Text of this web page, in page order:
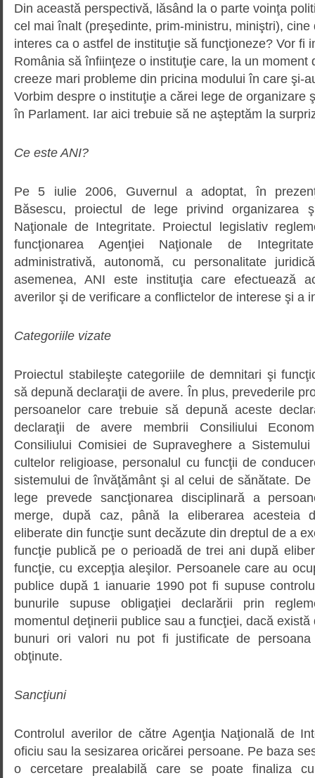
Din această perspectivă, lăsând la o parte voinţa
cel mai înalt (preşedinte, prim-ministru, miniştri),
interes ca o astfel de instituţie să funcţioneze? Vor fi
România să înfiinţeze o instituţie care, la un moment
creeze mari probleme din pricina modului în care şi-
Vorbim despre o instituţie a cărei lege de organizare
în Parlament. Iar aici trebuie să ne aşteptăm la
Ce este ANI?
Pe 5 iulie 2006, Guvernul a adoptat, în
Băsescu, proiectul de lege privind organizarea
Naţionale de Integritate. Proiectul legislativ
funcţionarea Agenţiei Naţionale de
administrativă, autonomă, cu personalitate
asemenea, ANI este instituţia care efectuează
averilor şi de verificare a conflictelor de interese şi a
Categoriile vizate
Proiectul stabileşte categoriile de demnitari şi
să depună declaraţii de avere. În plus, prevederile
persoanelor care trebuie să depună aceste
declaraţii de avere membrii Consiliului
Consiliului Comisiei de Supraveghere a
cultelor religioase, personalul cu funcţii de
sistemului de învăţământ şi al celui de sănătate.
lege prevede sancţionarea disciplinară a
merge, după caz, până la eliberarea acesteia
eliberate din funcţie sunt decăzute din dreptul de a
funcţie publică pe o perioadă de trei ani după
funcţie, cu excepţia aleşilor. Persoanele care au
publice după 1 ianuarie 1990 pot fi supuse
bunurile supuse obligaţiei declarării prin
momentul deţinerii publice sau a funcţiei, dacă
bunuri ori valori nu pot fi justificate de
obţinute.
Sancţiuni
Controlul averilor de către Agenţia Naţională de
oficiu sau la sesizarea oricărei persoane. Pe baza
o cercetare prealabilă care se poate finaliza